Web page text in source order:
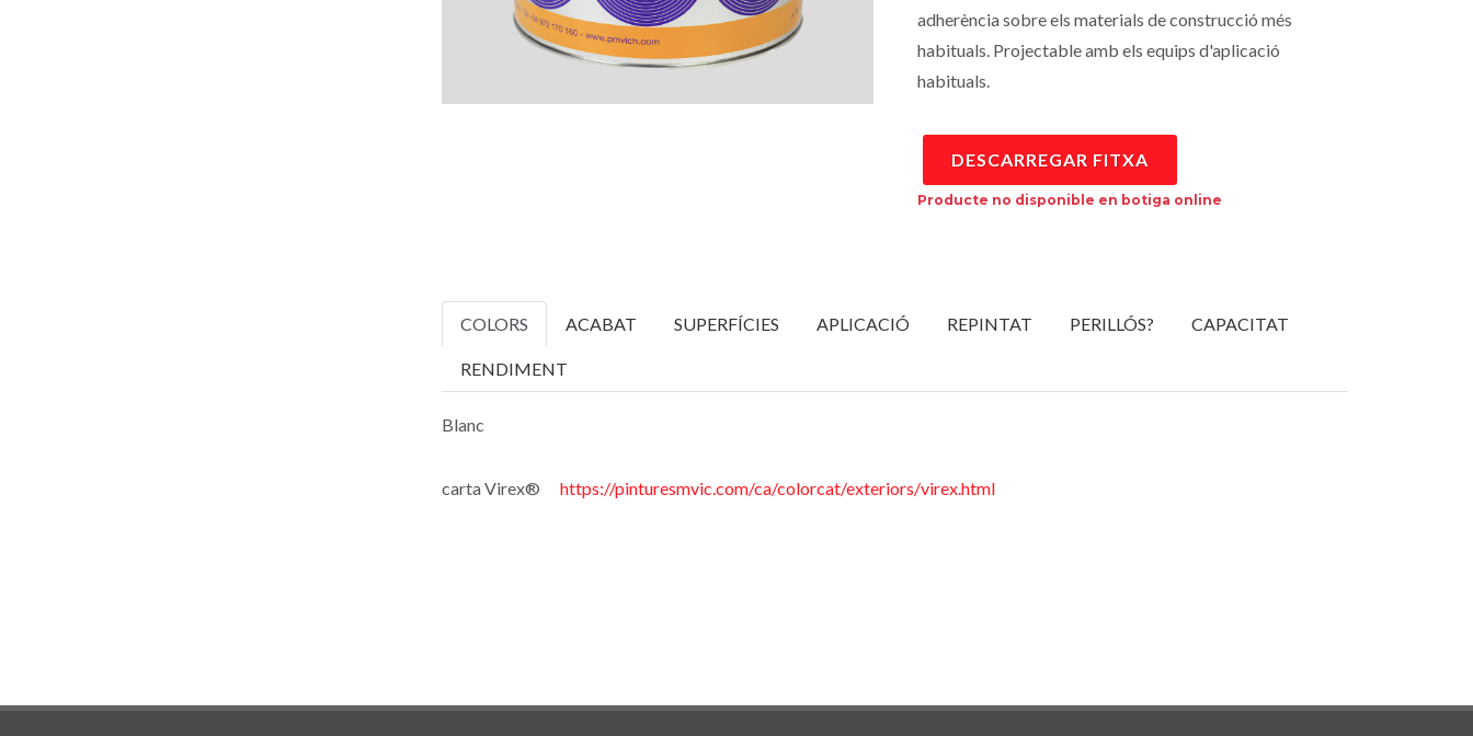
adherència sobre els materials de construcció més
habituals. Projectable amb els equips d'aplicació
habituals.
DESCARREGAR FITXA
Producte no disponible en botiga online
COLORS ACABAT SUPERFÍCIES APLICACIÓ REPINTAT PERILLÓS? CAPACITAT
RENDIMENT
Blanc
carta Virex® https://pinturesmvic.com/ca/colorcat/exteriors/virex.html